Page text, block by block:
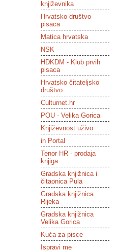
književnika
Hrvatsko društvo
pisaca
Matica hrvatska
NSK
HDKDM - Klub prvih
pisaca
Hrvatsko čitateljsko
društvo
Culturnet.hr
POU - Velika Gorica
Književnost uživo
in Portal
Tenor HR - prodaja
knjiga
Gradska knjižnica i
čitaonica Pula
Gradska knjižnica
Rijeka
Gradska knjižnica
Velika Gorica
Kuća za pisce
Ispravi me